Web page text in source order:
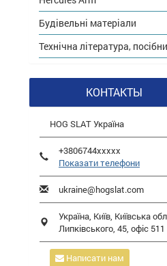
Будівельні матеріали
Технічна література,
КОНТАКТЫ
HOG SLAT Україна
+3806744xxxxx
Показати телефони
ukraine@hogslat.com
Україна, Київ, Київська
Липківського, 45, офіс
Написати нам